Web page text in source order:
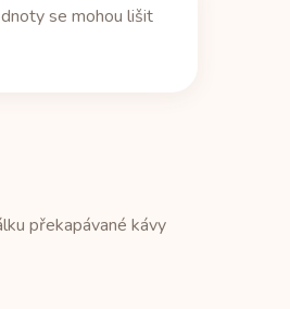
se mohou lišit
překapávané kávy